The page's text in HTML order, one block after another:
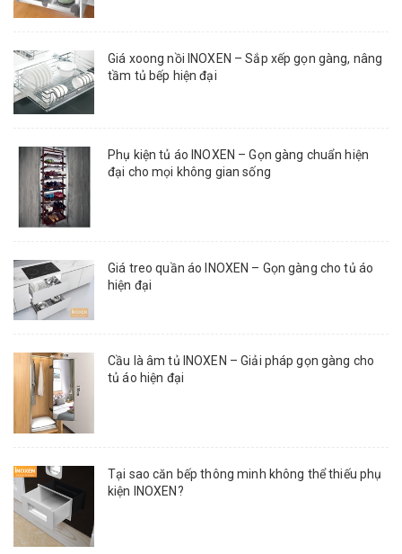
Giá xoong nồi INOXEN – Sắp xếp gọn gàng, nâng
tầm tủ bếp hiện đại
Phụ kiện tủ áo INOXEN – Gọn gàng chuẩn hiện
đại cho mọi không gian sống
Giá treo quần áo INOXEN – Gọn gàng cho tủ áo
hiện đại
Cầu là âm tủ INOXEN – Giải pháp gọn gàng cho
tủ áo hiện đại
Tại sao căn bếp thông minh không thể thiếu phụ
kiện INOXEN?